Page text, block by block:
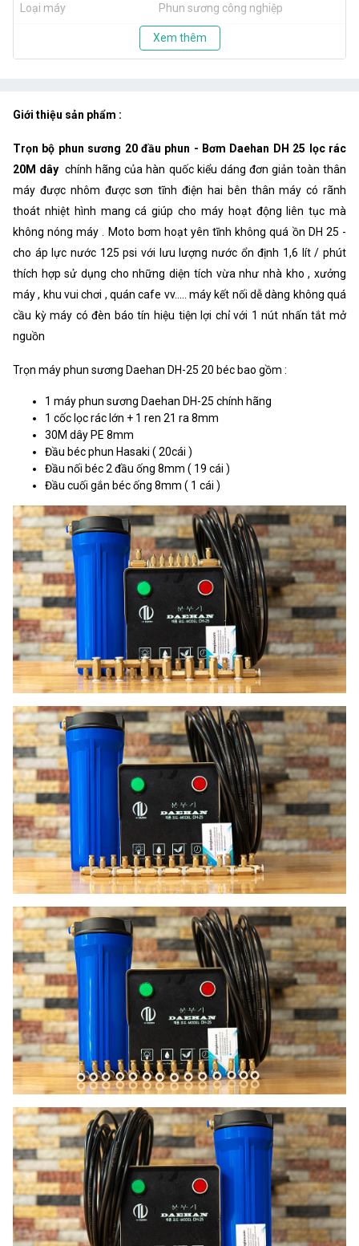
Loại máy Phun sương công nghiệp
Xem thêm
Giới thiệu sản phẩm :
Trọn bộ phun sương 20 đầu phun - Bơm Daehan DH 25 lọc rác
20M dây chính hãng của hàn quốc kiểu dáng đơn giản toàn thân
máy được nhôm được sơn tĩnh điện hai bên thân máy có rãnh
thoát nhiệt hình mang cá giúp cho máy hoạt động liên tục mà
không nóng máy . Moto bơm hoạt yên tĩnh không quá ồn DH 25 -
cho áp lực nước 125 psi với lưu lượng nước ổn định 1,6 lít / phút
thích hợp sử dụng cho những diện tích vừa như nhà kho , xưởng
máy , khu vui chơi , quán cafe vv..... máy kết nối dễ dàng không quá
cầu kỳ máy có đèn báo tín hiệu tiện lợi chỉ với 1 nút nhấn tắt mở
nguồn
Trọn máy phun sương Daehan DH-25 20 béc bao gồm :
1 máy phun sương Daehan DH-25 chính hãng
1 cốc lọc rác lớn + 1 ren 21 ra 8mm
30M dây PE 8mm
Đầu béc phun Hasaki ( 20cái )
Đầu nối béc 2 đầu ống 8mm ( 19 cái )
Đầu cuối gắn béc ống 8mm ( 1 cái )